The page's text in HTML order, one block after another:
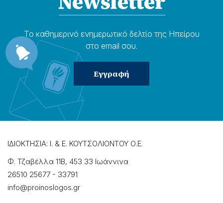
Το καθημερɩνό ενημερωτɩκό δελτίο της Ηπείρου
στο email σου.
ΙΔΙΟΚΤΗΣΙΑ: Ι. & Ε. ΚΟΥΤΣΟΛΙΟΝΤΟΥ Ο.Ε.
Φ. Τζαβέλλα 11Β, 453 33 Ιωάννɩνα
26510 25677 - 33791
info@proinoslogos.gr